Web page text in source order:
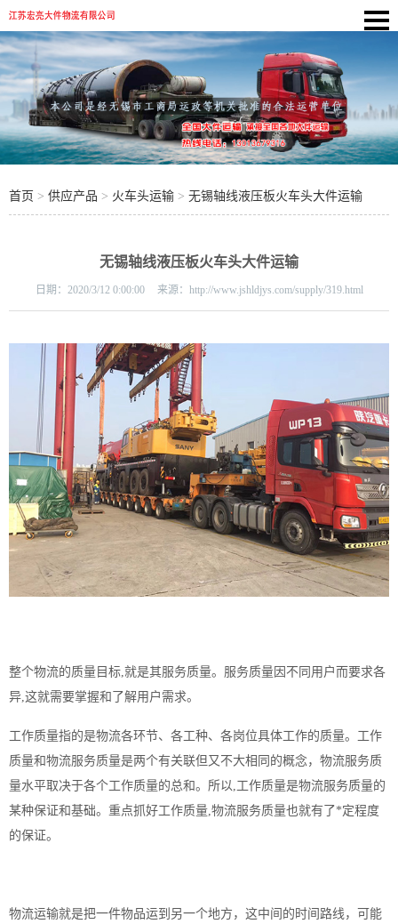
首页 > 供应产品 > 火车头运输 > 无锡轴线液压板火车头大件运输
无锡轴线液压板火车头大件运输
日期： 2020/3/12 0:00:00 来源： http://www.jshldjys.com/supply/319.html
整个物流的质量目标,就是其服务质量。服务质量因不同用户而要求各
异,这就需要掌握和了解用户需求。
工作质量指的是物流各环节、各工种、各岗位具体工作的质量。工作
质量和物流服务质量是两个有关联但又不大相同的概念，物流服务质
量水平取决于各个工作质量的总和。所以,工作质量是物流服务质量的
某种保证和基础。重点抓好工作质量,物流服务质量也就有了*定程度
的保证。
物流运输就是把一件物品运到另一个地方，这中间的时间路线，可能